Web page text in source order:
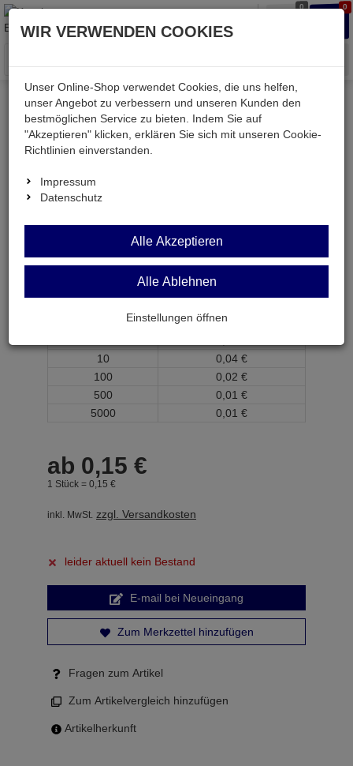
0 0
Menü
Weiter einkaufen Kessler electronic
passiv
Widerstände
K1206 1,2M
K1206 1,2M
SMD-Widerstand 1,2 MOhm 5% 0,25W BF 1206
ab Menge
Preis je Stück
10
0, 04 €
100
0, 02 €
500
0, 01 €
5000
0, 01 €
ab 0,15 €
1 Stück = 0, 15 €
inkl. MwSt. zzgl. Versandkosten
leider aktuell kein Bestand
E-mail bei Neueingang
Zum Merkzettel hinzufügen
Fragen zum Artikel
Zum Artikelvergleich hinzufügen
Artikelherkunft
WIR VERWENDEN COOKIES
Unser Online-Shop verwendet Cookies, die uns helfen,
unser Angebot zu verbessern und unseren Kunden den
bestmöglichen Service zu bieten. Indem Sie auf
"Akzeptieren" klicken, erklären Sie sich mit unseren Cookie-
Richtlinien einverstanden.
Impressum
Datenschutz
Alle Akzeptieren
Alle Ablehnen
Einstellungen öffnen